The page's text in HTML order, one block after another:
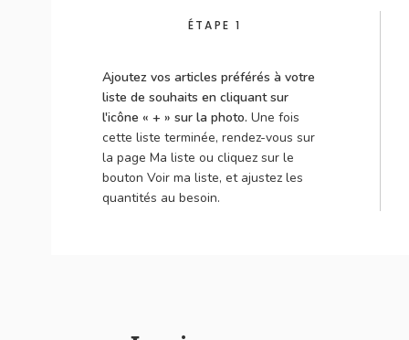
Épingler sur Pinterest
Ajoutez vos articles préférés à votre
liste de souhaits en cliquant sur
l'icône « + » sur la photo. Une fois
cette liste terminée, rendez-vous sur
la page Ma liste ou cliquez sur le
bouton Voir ma liste, et ajustez les
quantités au besoin.
ÉTAPE 1